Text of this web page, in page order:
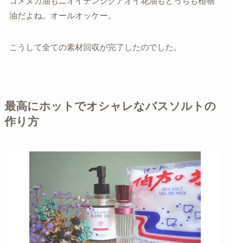
油だよね。オールオッケー。
こうして全ての素材回収が完了したのでした。
最高にホットでオシャレなバスソルトの
作り方